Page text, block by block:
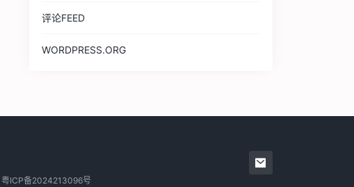
评论FEED
WORDPRESS.ORG
粤ICP备2024213096号